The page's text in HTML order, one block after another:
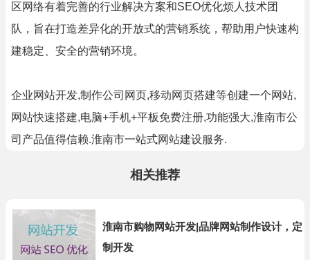
区网络有着完善的行业解决方案和SEO优化烦人技术团
队，旨在打造差异化的开放式的营销系统，帮助用户快速构
建稳定、安全的营销环境。
企业网站开发,制作公司网页,移动网页搭建等创建一个网站,
网站快速搭建,电脑+手机+平板免费注册,功能强大,淮南市公
司产品值得信赖.淮南市一站式网站建设服务.
相关推荐
淮南市购物网站开发|品牌网站制作设计，定
制开发